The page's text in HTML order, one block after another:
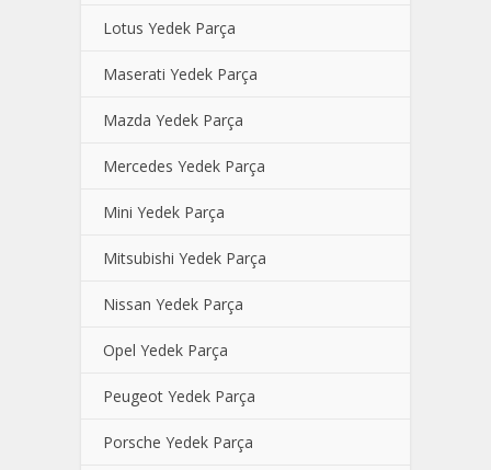
Lotus Yedek Parça
Maserati Yedek Parça
Mazda Yedek Parça
Mercedes Yedek Parça
Mini Yedek Parça
Mitsubishi Yedek Parça
Nissan Yedek Parça
Opel Yedek Parça
Peugeot Yedek Parça
Porsche Yedek Parça